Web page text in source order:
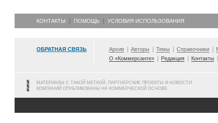
КОНТАКТЫ ПОМОЩЬ УСЛОВИЯ ИСПОЛЬЗОВАНИЯ
ОБРАТНАЯ СВЯЗЬ Архив Авторы Темы Справочники
О «Коммерсанте»
Редакция Контакты
МАТЕРИАЛЫ С ТАКОЙ МЕТКОЙ, ПАРТНЕРСКИЕ ПРОЕКТЫ И НОВОСТИ
КОМПАНИЙ ОПУБЛИКОВАНЫ НА КОММЕРЧЕСКОЙ ОСНОВЕ